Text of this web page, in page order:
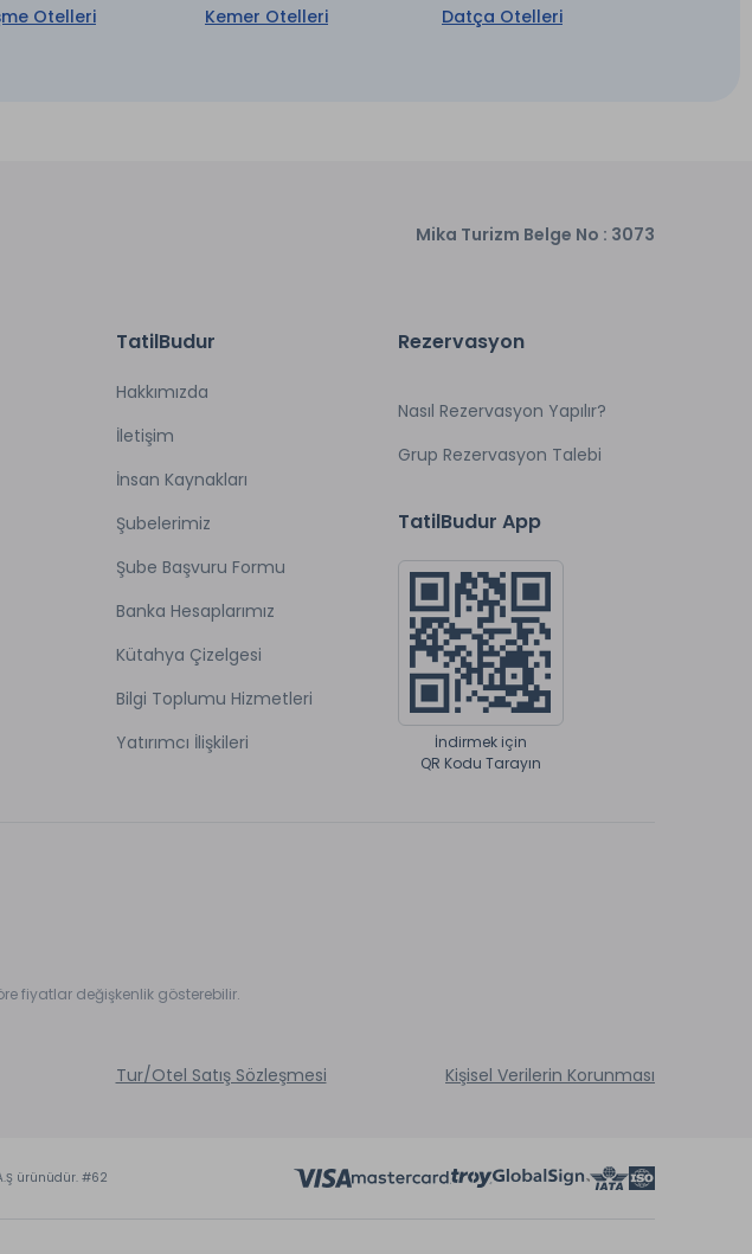
Otelleri Kemer Otelleri Datça Otelleri
Mika Turizm Belge No : 3073
TatilBudur
Hakkımızda
İletişim
İnsan Kaynakları
Şubelerimiz
Şube Başvuru Formu
Banka Hesaplarımız
Kütahya Çizelgesi
Bilgi Toplumu Hizmetleri
Yatırımcı İlişkileri
Rezervasyon
Nasıl Rezervasyon Yapılır?
Grup Rezervasyon Talebi
TatilBudur App
İndirmek için
QR Kodu Tarayın
fiyatlar değişkenlik gösterebilir.
Tur/Otel Satış Sözleşmesi Kişisel Verilerin Korunması
ürünüdür. #62